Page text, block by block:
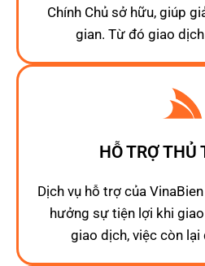
Chính Chủ sở hữu, giúp
gian. Từ đó giao
HỖ TRỢ THỦ
Dịch vụ hỗ trợ của
hưởng sự tiện lợi khi
giao dịch, việc còn lại